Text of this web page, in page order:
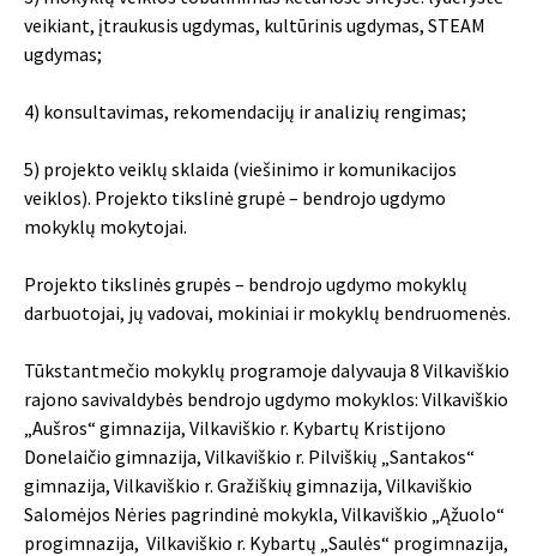
veikiant, įtraukusis ugdymas, kultūrinis ugdymas, STEAM
ugdymas;
4) konsultavimas, rekomendacijų ir analizių rengimas;
5) projekto veiklų sklaida (viešinimo ir komunikacijos
veiklos). Projekto tikslinė grupė – bendrojo ugdymo
mokyklų mokytojai.
Projekto tikslinės grupės – bendrojo ugdymo mokyklų
darbuotojai, jų vadovai, mokiniai ir mokyklų bendruomenės.
Tūkstantmečio mokyklų programoje dalyvauja 8 Vilkaviškio
rajono savivaldybės bendrojo ugdymo mokyklos: Vilkaviškio
„Aušros“ gimnazija, Vilkaviškio r. Kybartų Kristijono
Donelaičio gimnazija, Vilkaviškio r. Pilviškių „Santakos“
gimnazija, Vilkaviškio r. Gražiškių gimnazija, Vilkaviškio
Salomėjos Nėries pagrindinė mokykla, Vilkaviškio „Ąžuolo“
progimnazija, Vilkaviškio r. Kybartų „Saulės“ progimnazija,